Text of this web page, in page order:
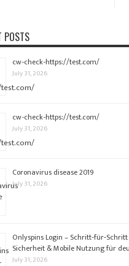
POSTS
cw-check-https://test.com/
July 31, 2026
cw-check-https://test.com/
July 31, 2026
Coronavirus disease 2019
July 31, 2026
Onlyspins Login –
Sicherheit & Mobile Nutzung für
July 31, 2026